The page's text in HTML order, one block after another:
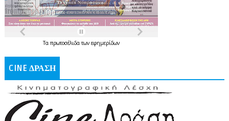
Τα πρωτοσέλιδατων εφημερίδων
CINE ΔΡΑΣΗ